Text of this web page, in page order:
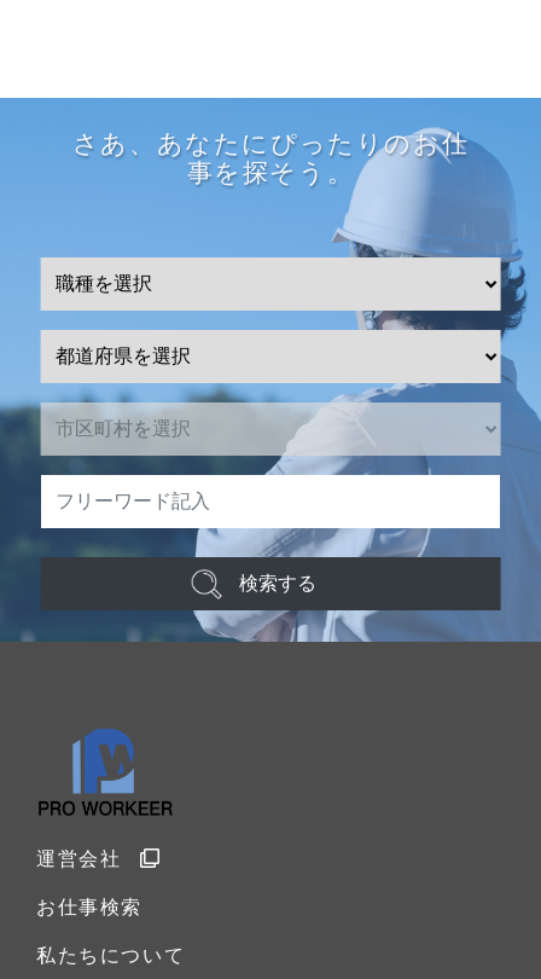
さあ、あなたにぴったりのお仕
事を探そう。
検索する
運営会社
お仕事検索
私たちについて